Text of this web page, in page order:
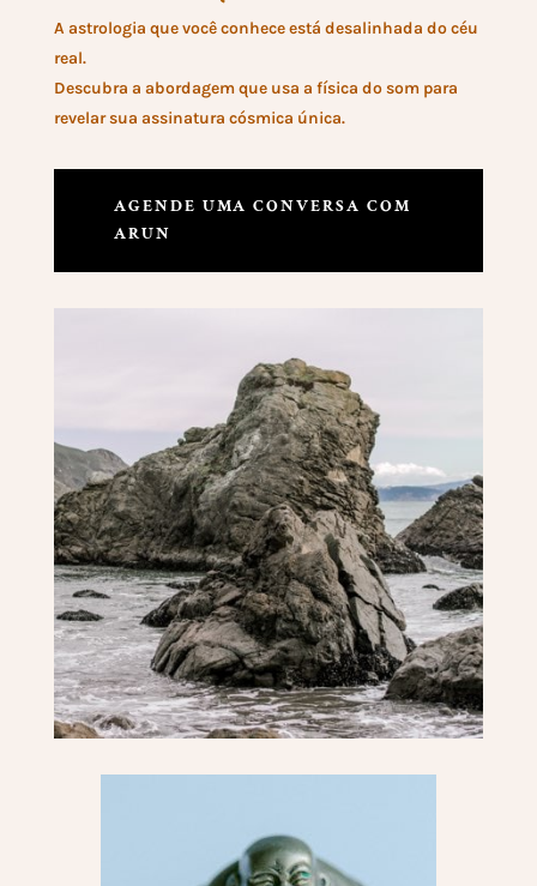
A astrologia que você conhece está desalinhada do céu
real.
Descubra a abordagem que usa a física do som para
revelar sua assinatura cósmica única.
AGENDE UMA CONVERSA COM
ARUN